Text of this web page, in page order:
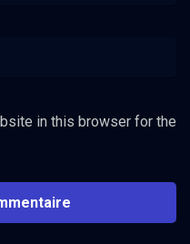
in this browser for the